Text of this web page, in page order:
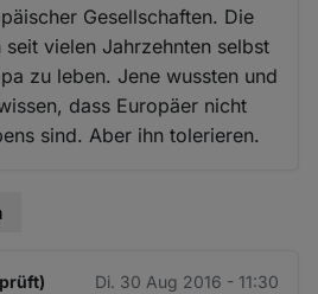
Gesellschaften. Die
seit vielen Jahrzehnten selbst
zu leben. Jene wussten und
dass Europäer nicht
sind. Aber ihn tolerieren.
Di. 30 Aug 2016 - 11:30